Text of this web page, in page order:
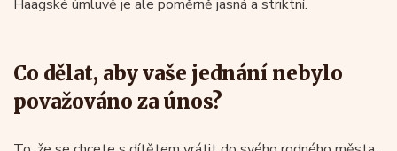
Haagské úmluvě je ale poměrně jasná a striktní.
Co dělat, aby vaše jednání nebylo
považováno za únos?